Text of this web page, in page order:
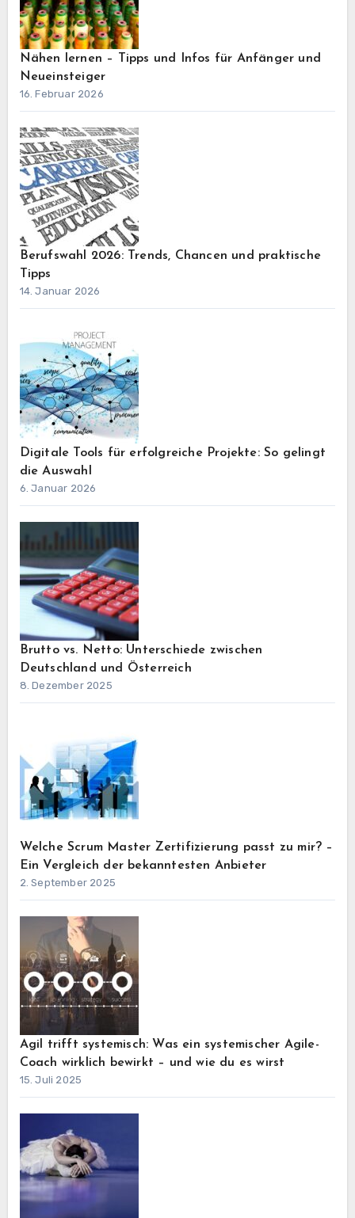
Nähen lernen – Tipps und Infos für Anfänger und
Neueinsteiger
16. Februar 2026
Berufswahl 2026: Trends, Chancen und praktische
Tipps
14. Januar 2026
Digitale Tools für erfolgreiche Projekte: So gelingt
die Auswahl
6. Januar 2026
Brutto vs. Netto: Unterschiede zwischen
Deutschland und Österreich
8. Dezember 2025
Welche Scrum Master Zertifizierung passt zu mir? –
Ein Vergleich der bekanntesten Anbieter
2. September 2025
Agil trifft systemisch: Was ein systemischer Agile-
Coach wirklich bewirkt – und wie du es wirst
15. Juli 2025